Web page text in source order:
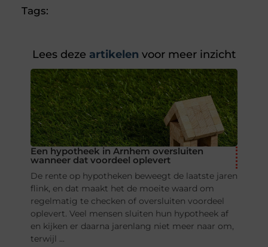
Tags:
Lees deze artikelen voor meer inzicht
Een hypotheek in Arnhem oversluiten
wanneer dat voordeel oplevert
De rente op hypotheken beweegt de laatste jaren
flink, en dat maakt het de moeite waard om
regelmatig te checken of oversluiten voordeel
oplevert. Veel mensen sluiten hun hypotheek af
en kijken er daarna jarenlang niet meer naar om,
terwijl ...